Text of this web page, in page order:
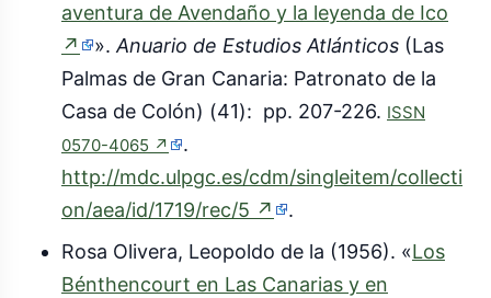
aventura de Avendaño y la leyenda de Ico
↗ (enlace
externo)
».Anuario de Estudios Atlánticos (Las
Palmas de Gran Canaria: Patronato de la
Casa de Colón) (41): pp. 207-226. ISSN
0570-4065 ↗ (enlace
externo)
.
http://mdc.ulpgc.es/cdm/singleitem/collecti
on/aea/id/1719/rec/5 ↗ (enlace
externo)
.
Rosa Olivera, Leopoldo de la (1956). «Los
Bénthencourt en Las Canarias y en